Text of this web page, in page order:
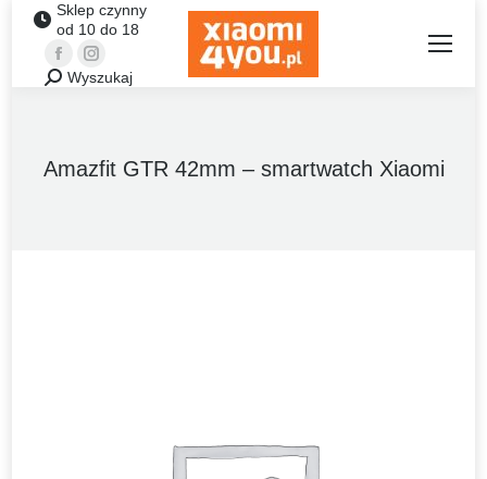
Sklep czynny
od 10 do 18
FacebookInstagram
Szukaj:Wyszukaj
Amazfit GTR 42mm – smartwatch Xiaomi